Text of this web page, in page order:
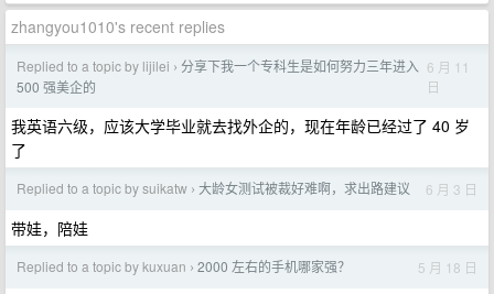
zhangyou1010's recent replies
Replied to a topic by lijilei › 分享下我一个专科生是如何努力三年进入
500 强美企的
6 月 11
日
我英语六级，应该大学毕业就去找外企的，现在年龄已经过了 40 岁
了
Replied to a topic by suikatw › 大龄女测试被裁好难啊，求出路建议 6 月 3 日
带娃，陪娃
Replied to a topic by kuxuan › 2000 左右的手机哪家强？ 5 月 18 日